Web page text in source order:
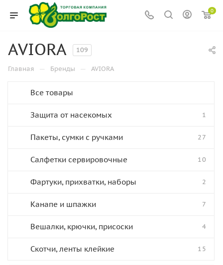
0
AVIORA 109
Главная — Бренды — AVIORA
Все товары
Защита от насекомых 1
Пакеты, сумки с ручками 27
Салфетки сервировочные 10
Фартуки, прихватки, наборы 2
Канапе и шпажки 7
Вешалки, крючки, присоски 4
Скотчи, ленты клейкие 15